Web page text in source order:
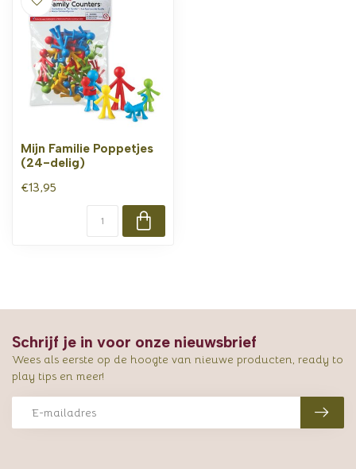
Mijn Familie Poppetjes
(24-delig)
€13,95
Schrijf je in voor onze nieuwsbrief
Wees als eerste op de hoogte van nieuwe producten, ready to
play tips en meer!